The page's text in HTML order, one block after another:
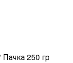
250 гр